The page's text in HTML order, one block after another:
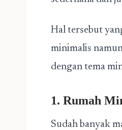
Hal tersebut
minimalis
dengan tema
1. Rumah
Sudah banyak